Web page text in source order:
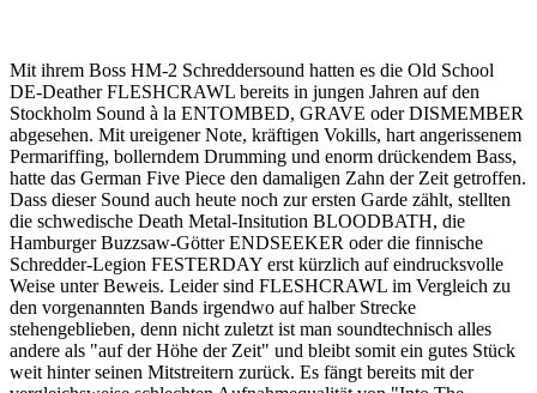
Mit ihrem Boss HM-2 Schreddersound hatten es die Old School
DE-Deather FLESHCRAWL bereits in jungen Jahren auf den
Stockholm Sound à la ENTOMBED, GRAVE oder DISMEMBER
abgesehen. Mit ureigener Note, kräftigen Vokills, hart angerissenem
Permariffing, bollerndem Drumming und enorm drückendem Bass,
hatte das German Five Piece den damaligen Zahn der Zeit getroffen.
Dass dieser Sound auch heute noch zur ersten Garde zählt, stellten
die schwedische Death Metal-Insitution BLOODBATH, die
Hamburger Buzzsaw-Götter ENDSEEKER oder die finnische
Schredder-Legion FESTERDAY erst kürzlich auf eindrucksvolle
Weise unter Beweis. Leider sind FLESHCRAWL im Vergleich zu
den vorgenannten Bands irgendwo auf halber Strecke
stehengeblieben, denn nicht zuletzt ist man soundtechnisch alles
andere als "auf der Höhe der Zeit" und bleibt somit ein gutes Stück
weit hinter seinen Mitstreitern zurück. Es fängt bereits mit der